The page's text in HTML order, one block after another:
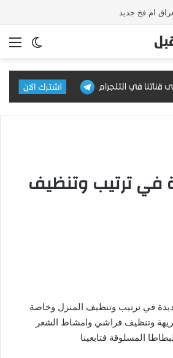
ام فخ جديد
الوضع
في ترتيب وتنظيف
في ترتيب وتنظيف المنزل وخاصة
وتنظيف فراشي وامشاط الشعر
المسلوقة فتابعينا